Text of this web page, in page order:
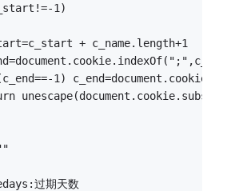
1)
+ c_name.length+1
1)
过期天数